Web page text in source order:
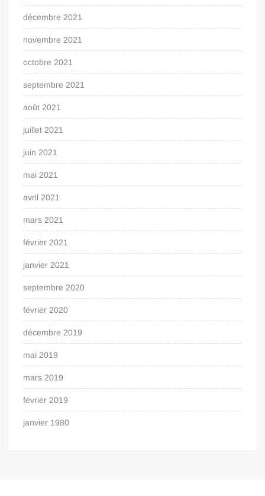
décembre 2021
novembre 2021
octobre 2021
septembre 2021
août 2021
juillet 2021
juin 2021
mai 2021
avril 2021
mars 2021
février 2021
janvier 2021
septembre 2020
février 2020
décembre 2019
mai 2019
mars 2019
février 2019
janvier 1980